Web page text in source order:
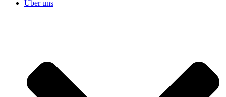
Über uns